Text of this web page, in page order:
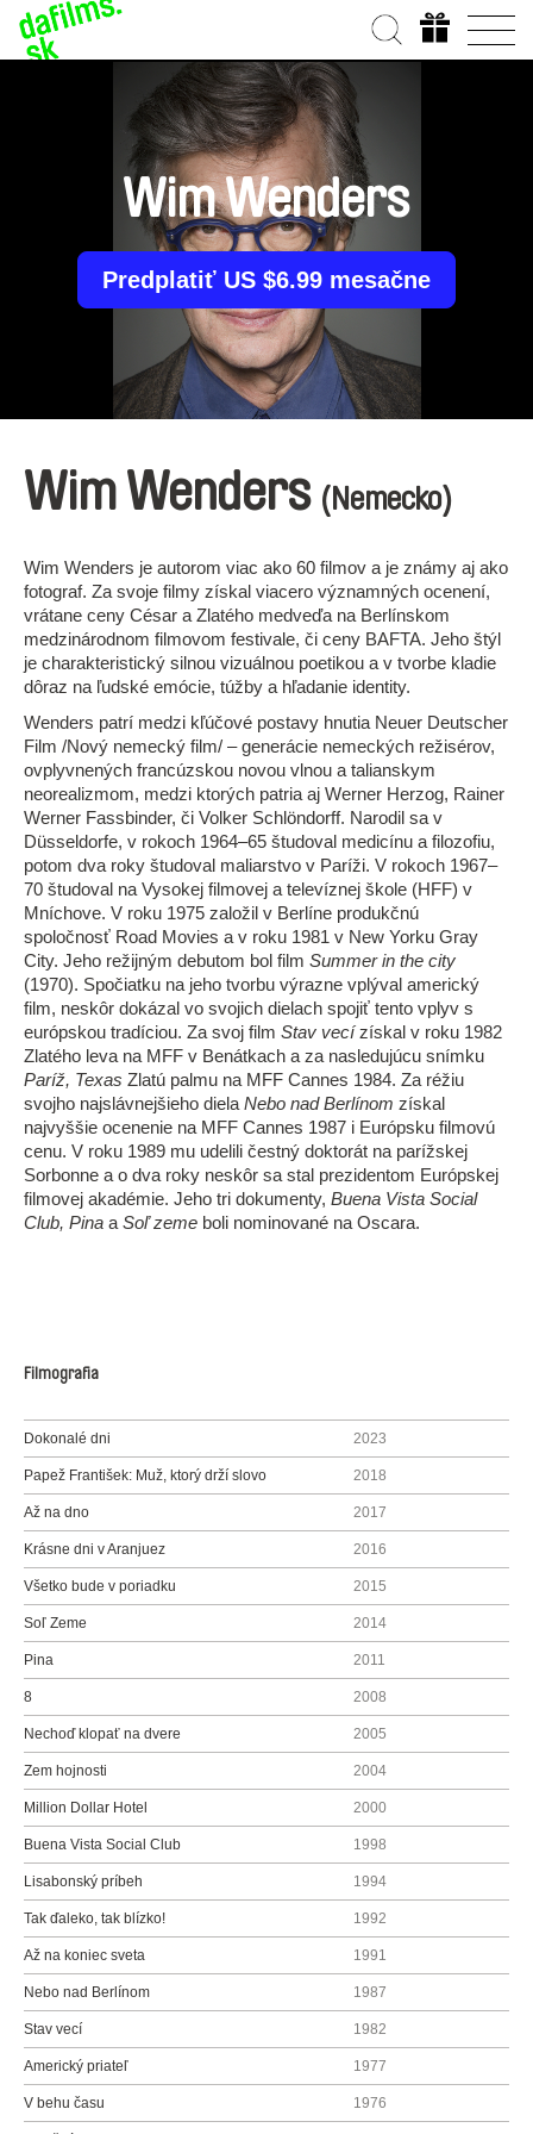
Wim Wenders
Predplatiť US $6.99 mesačne
Wim Wenders (Nemecko)
Wim Wenders je autorom viac ako 60 filmov a je známy aj ako
fotograf. Za svoje filmy získal viacero významných ocenení,
vrátane ceny César a Zlatého medveďa na Berlínskom
medzinárodnom filmovom festivale, či ceny BAFTA. Jeho štýl
je charakteristický silnou vizuálnou poetikou a v tvorbe kladie
dôraz na ľudské emócie, túžby a hľadanie identity.
Wenders patrí medzi kľúčové postavy hnutia Neuer Deutscher
Film /Nový nemecký film/ – generácie nemeckých režisérov,
ovplyvnených francúzskou novou vlnou a talianskym
neorealizmom, medzi ktorých patria aj Werner Herzog, Rainer
Werner Fassbinder, či Volker Schlöndorff. Narodil sa v
Düsseldorfe, v rokoch 1964–65 študoval medicínu a filozofiu,
potom dva roky študoval maliarstvo v Paríži. V rokoch 1967–
70 študoval na Vysokej filmovej a televíznej škole (HFF) v
Mníchove. V roku 1975 založil v Berlíne produkčnú
spoločnosť Road Movies a v roku 1981 v New Yorku Gray
City. Jeho režijným debutom bol film Summer in the city
(1970). Spočiatku na jeho tvorbu výrazne vplýval americký
film, neskôr dokázal vo svojich dielach spojiť tento vplyv s
európskou tradíciou. Za svoj film Stav vecízískal v roku 1982
Zlatého leva na MFF v Benátkach a za nasledujúcu snímku
Paríž, Texas Zlatú palmu na MFF Cannes 1984. Za réžiu
svojho najslávnejšieho diela Nebo nad Berlínom získal
najvyššie ocenenie na MFF Cannes 1987 i Európsku filmovú
cenu. V roku 1989 mu udelili čestný doktorát na parížskej
Sorbonne a o dva roky neskôr sa stal prezidentom Európskej
filmovej akadémie. Jeho tri dokumenty, Buena Vista Social
Club, Pina a Soľ zeme boli nominované na Oscara.
Filmografia
Dokonalé dni 2023
Papež František: Muž, ktorý drží slovo 2018
Až na dno 2017
Krásne dni v Aranjuez 2016
Všetko bude v poriadku 2015
Soľ Zeme 2014
Pina 2011
8 2008
Nechoď klopať na dvere 2005
Zem hojnosti 2004
Million Dollar Hotel 2000
Buena Vista Social Club 1998
Lisabonský príbeh 1994
Tak ďaleko, tak blízko! 1992
Až na koniec sveta 1991
Nebo nad Berlínom 1987
Stav vecí 1982
Americký priateľ 1977
V behu času 1976